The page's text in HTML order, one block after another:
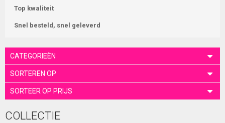
Top kwaliteit
Snel besteld, snel geleverd
CATEGORIEËN
SORTEREN OP
SORTEER OP PRIJS
COLLECTIE